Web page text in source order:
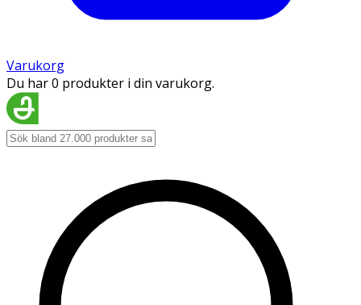
Varukorg
Du har 0 produkter i din varukorg.